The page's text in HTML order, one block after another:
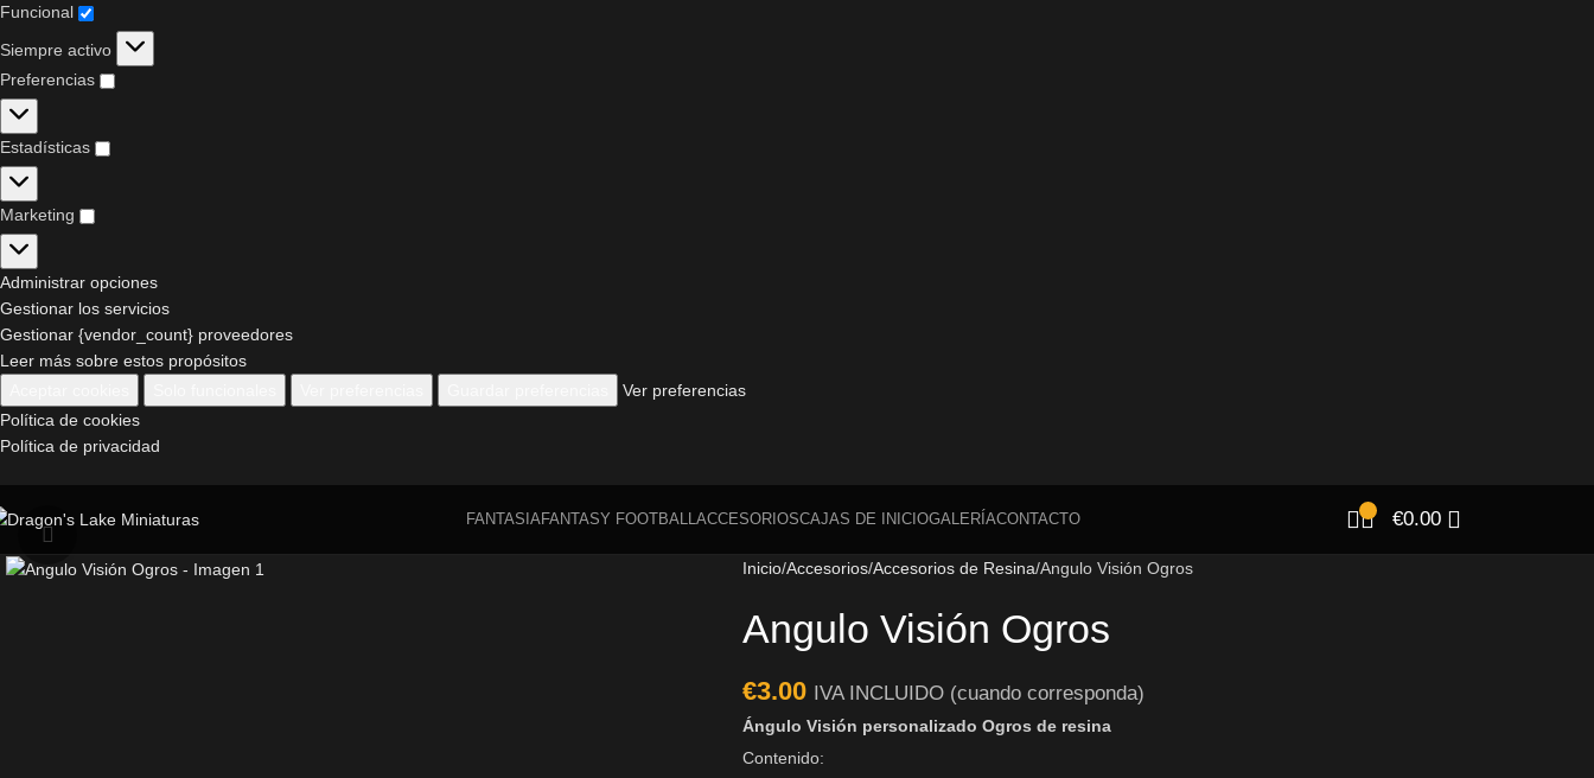
Funcional
Siempre activo
Preferencias
Estadísticas
Marketing
Administrar opciones
Gestionar los servicios
Gestionar {vendor_count} proveedores
Leer más sobre estos propósitos
Ver preferencias
Política de cookies
Política de privacidad
FANTASIA FANTASY FOOTBALL ACCESORIOSCAJAS DE INICIOGALERÍACONTACTO €0.00
Inicio Accesorios Accesorios de Resina Angulo Visión Ogros
Angulo Visión Ogros
€3.00 IVA INCLUIDO (cuando corresponda)
Ángulo Visión personalizado Ogros de resina
Contenido: